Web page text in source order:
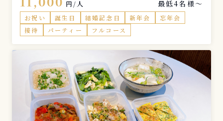
円/人 最低4名様〜
お祝い 誕生日 結婚記念日 新年会
忘年会
接待
パーティー フルコース